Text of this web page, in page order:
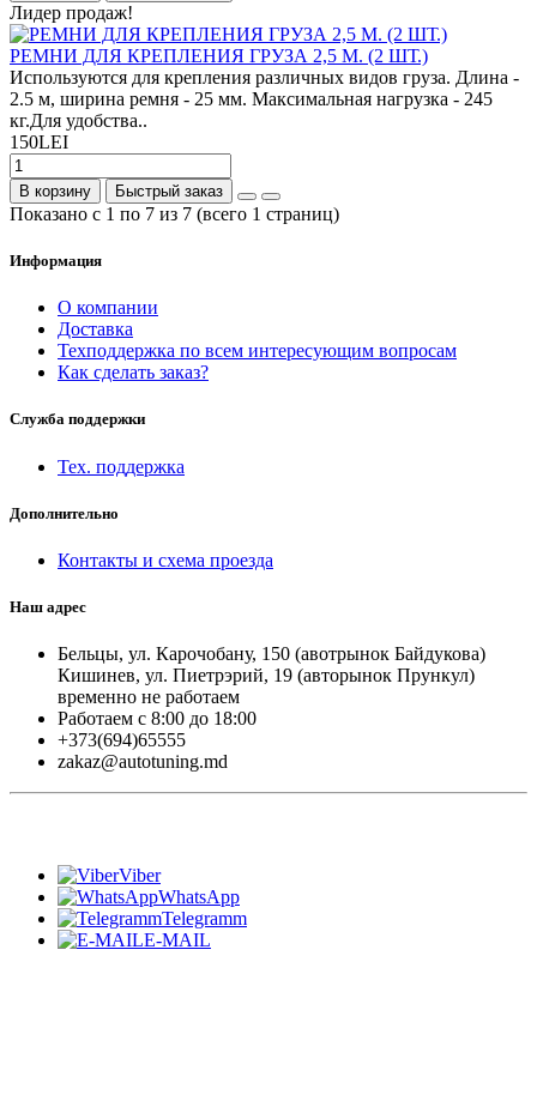
Лидер продаж!
РЕМНИ ДЛЯ КРЕПЛЕНИЯ ГРУЗА 2,5 М. (2 ШТ.)
Используются для крепления различных видов груза. Длина -
2.5 м, ширина ремня - 25 мм. Максимальная нагрузка - 245
кг.Для удобства..
150LEI
В корзину Быстрый заказ
Показано с 1 по 7 из 7 (всего 1 страниц)
Информация
О компании
Доставка
Техподдержка по всем интересующим вопросам
Как сделать заказ?
Служба поддержки
Тех. поддержка
Дополнительно
Контакты и схема проезда
Наш адрес
Бельцы, ул. Карочобану, 150 (авотрынок Байдукова)
Кишинев, ул. Пиетрэрий, 19 (авторынок Прункул)
временно не работаем
Работаем с 8:00 до 18:00
+373(694)65555
zakaz@autotuning.md
Viber
WhatsApp
Telegramm
E-MAIL